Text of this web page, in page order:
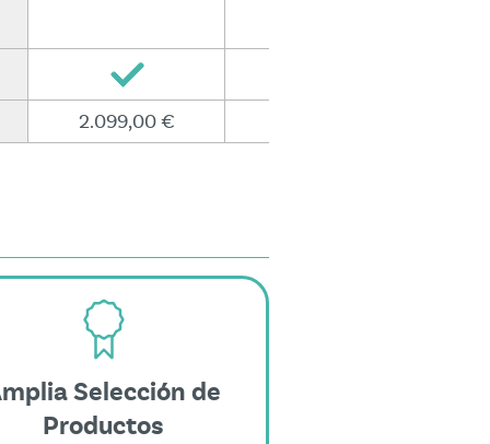
2.099,00 €
Selección de
Productos